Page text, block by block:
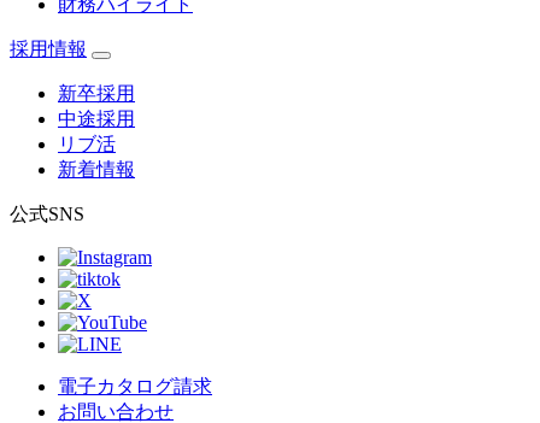
採用情報
新卒採用
中途採用
リブ活
新着情報
公式SNS
電子カタログ請求
お問い合わせ